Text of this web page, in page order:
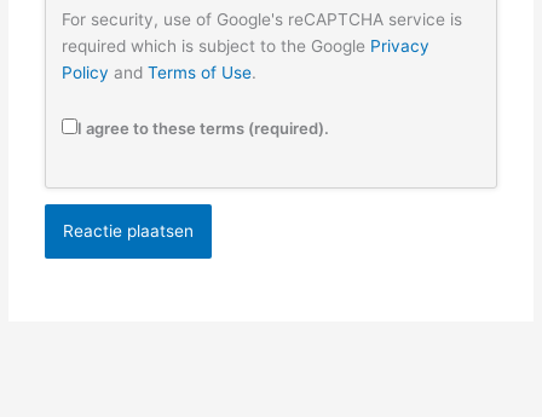
For security, use of Google's reCAPTCHA service is
required which is subject to the Google Privacy
Policy andTerms of Use.
I agree to these terms (required).